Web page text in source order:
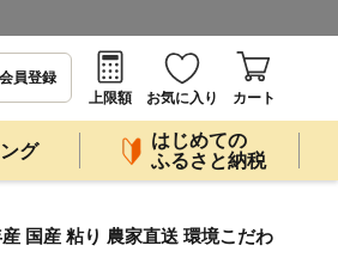
員登録
上限額
お気に入り カート
グ
はじめての
ふるさと納税
国産 粘り 農家直送 環境こだわ